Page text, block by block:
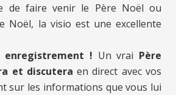
de faire venir le Père Noël ou
Noël, la visio est une excellente
enregistrement ! Un vrai Père
et discutera en direct avec vos
sur les informations que vous lui